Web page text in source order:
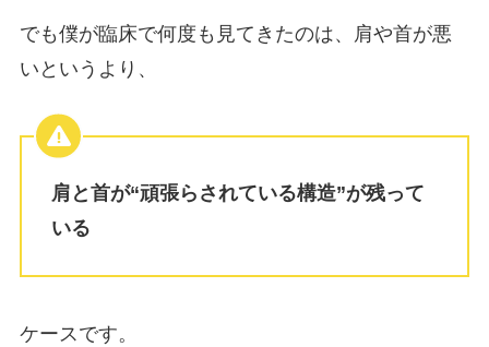
でも僕が臨床で何度も見てきたのは、肩や首が悪
いというより、
肩と首が“頑張らされている構造”が残って
いる
ケースです。